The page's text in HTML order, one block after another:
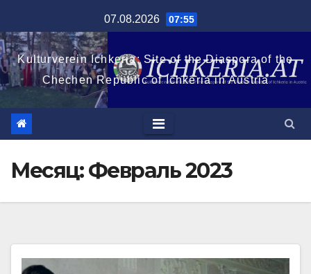
к
содержимому
07.08.2026 07:55
Kulturverein Ichkeria: Site of the Diaspora of the
Chechen Republic of Ichkeria in Austria
Месяц:Февраль 2023